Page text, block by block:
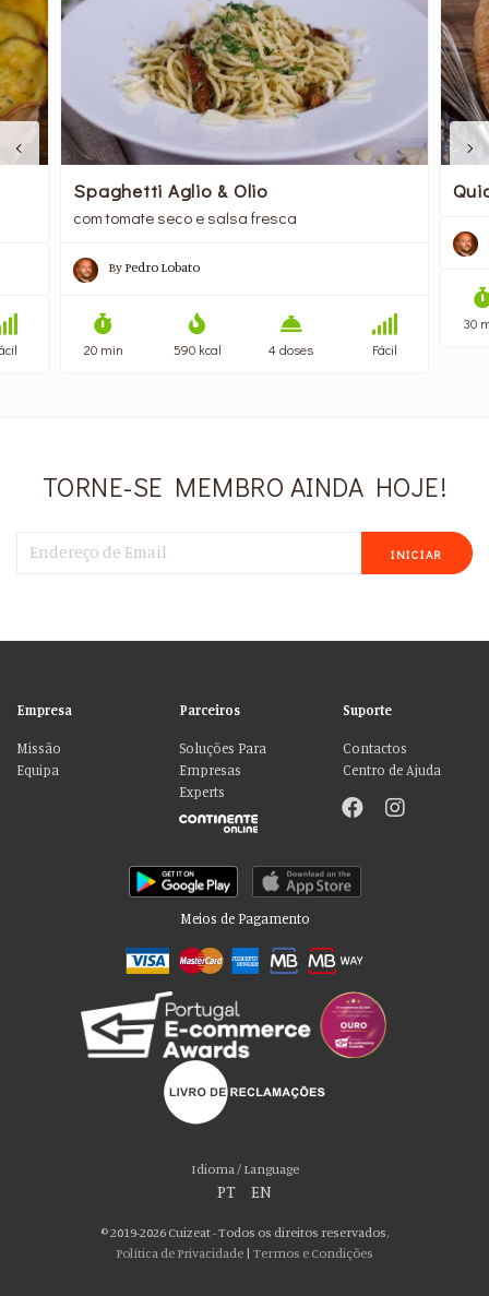
Spaghetti Aglio & Olio
com tomate seco e salsa fresca
ByPedro Lobato
20 min 590 kcal 4 doses Fácil
30
TORNE-SE MEMBRO AINDA HOJE!
INICIAR
Empresa
Missão
Equipa
Parceiros
Soluções Para
Empresas
Experts
Suporte
Contactos
Centro de Ajuda
Meios de Pagamento
Idioma / Language
PT EN
© 2019-2026 Cuizeat - Todos os direitos reservados.
Política de Privacidade | Termos e Condições
Por favor aceite as nossas deliciosas
Usamos cookies para personalizar conteúdo e anúncios, fornecer recursos
de mídia social e analisar nosso tráfego. Também compartilhamos
social, publicidade e análise, que podem combiná-lo com outras informações
que você forneceu a eles ou que coletaram do uso de seus serviços. Você